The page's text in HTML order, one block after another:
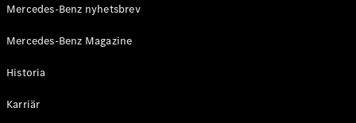
Mercedes-Benz nyhetsbrev
Mercedes-Benz Magazine
Historia
Karriär